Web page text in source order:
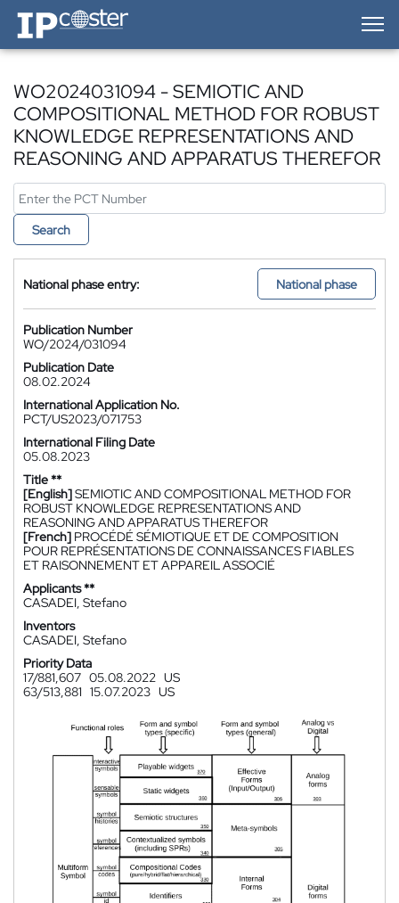
IP-Coster — Home
WO2024031094 - SEMIOTIC AND
COMPOSITIONAL METHOD FOR ROBUST
KNOWLEDGE REPRESENTATIONS AND
REASONING AND APPARATUS THEREFOR
Search
National phase entry: National phase
Publication Number
WO/2024/031094
Publication Date
08.02.2024
International Application No.
PCT/US2023/071753
International Filing Date
05.08.2023
Title **
[English]SEMIOTIC AND COMPOSITIONAL METHOD FOR
ROBUST KNOWLEDGE REPRESENTATIONS AND
REASONING AND APPARATUS THEREFOR
[French] PROCÉDÉ SÉMIOTIQUE ET DE COMPOSITION
POUR REPRÉSENTATIONS DE CONNAISSANCES FIABLES
ET RAISONNEMENT ET APPAREIL ASSOCIÉ
Applicants **
CASADEI, Stefano
Inventors
CASADEI, Stefano
Priority Data
17/881,607 05.08.2022 US
63/513,881 15.07.2023 US